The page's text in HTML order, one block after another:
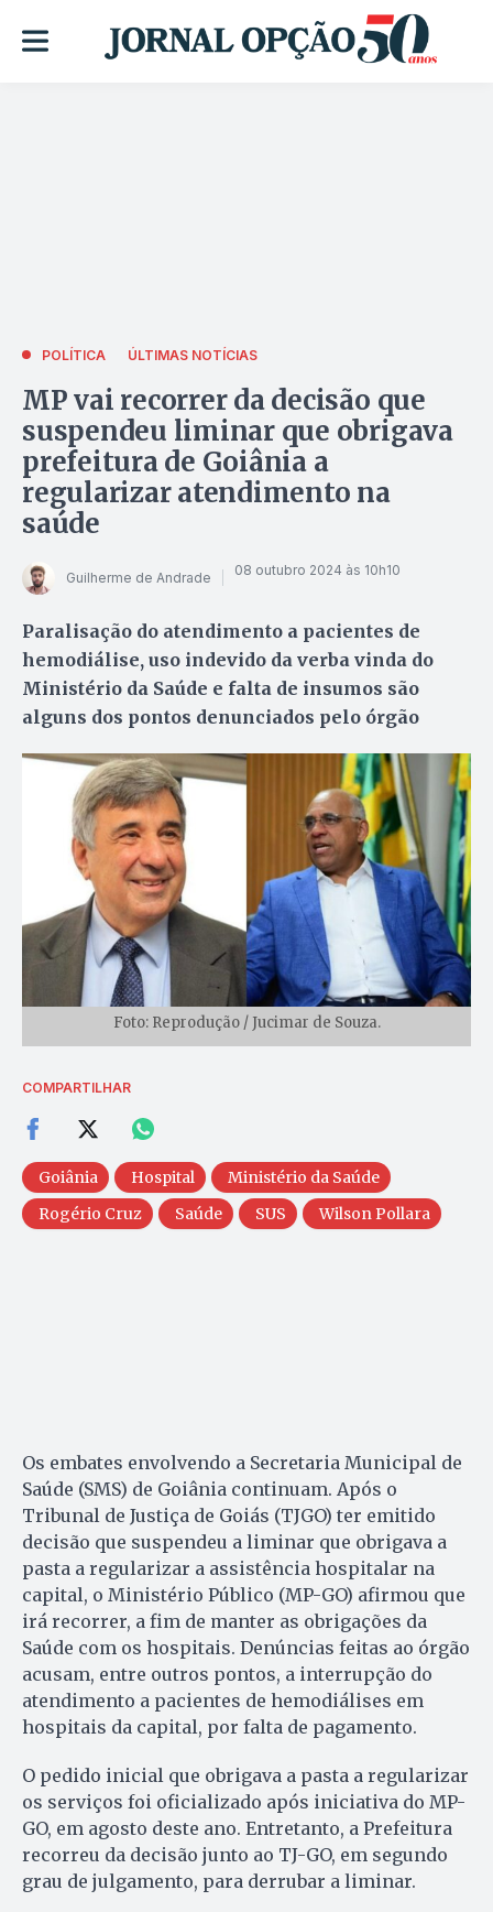
POLÍTICA ÚLTIMAS NOTÍCIAS
MP vai recorrer da decisão que
suspendeu liminar que obrigava
prefeitura de Goiânia a
regularizar atendimento na
saúde
Guilherme de Andrade 08 outubro 2024 às 10h10
Paralisação do atendimento a pacientes de
hemodiálise, uso indevido da verba vinda do
Ministério da Saúde e falta de insumos são
alguns dos pontos denunciados pelo órgão
Foto: Reprodução / Jucimar de Souza.
COMPARTILHAR
Goiânia Hospital
Ministério da Saúde
Rogério Cruz
Saúde SUS Wilson Pollara
Os embates envolvendo a Secretaria Municipal de
Saúde (SMS) de Goiânia continuam. Após o
Tribunal de Justiça de Goiás (TJGO) ter emitido
decisão que suspendeu a liminar que obrigava a
pasta a regularizar a assistência hospitalar na
capital, o Ministério Público (MP-GO) afirmou que
irá recorrer, a fim de manter as obrigações da
Saúde com os hospitais. Denúncias feitas ao órgão
acusam, entre outros pontos, a interrupção do
atendimento a pacientes de hemodiálises em
hospitais da capital, por falta de pagamento.
O pedido inicial que obrigava a pasta a regularizar
os serviços foi oficializado após iniciativa do MP-
GO, em agosto deste ano. Entretanto, a Prefeitura
recorreu da decisão junto ao TJ-GO, em segundo
grau de julgamento, para derrubar a liminar.